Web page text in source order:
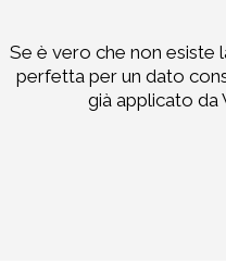
Se è vero che non esiste
perfetta per un dato
già applicato da